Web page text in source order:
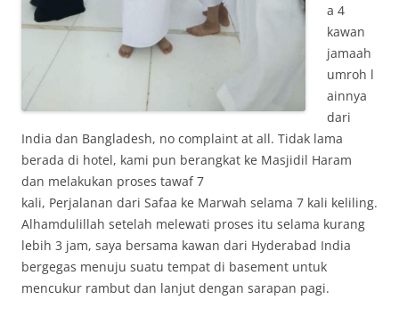
a 4
kawan
jamaah
umroh l
ainnya
dari
India dan Bangladesh, no complaint at all. Tidak lama
berada di hotel, kami pun berangkat ke Masjidil Haram
dan melakukan proses tawaf 7
kali, Perjalanan dari Safaa ke Marwah selama 7 kali keliling.
Alhamdulillah setelah melewati proses itu selama kurang
lebih 3 jam, saya bersama kawan dari Hyderabad India
bergegas menuju suatu tempat di basement untuk
mencukur rambut dan lanjut dengan sarapan pagi.